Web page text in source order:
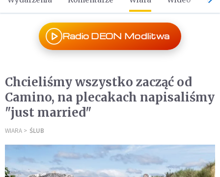
Radio DEON Modlitwa
Chcieliśmy wszystko zacząć od
Camino, na plecakach napisaliśmy
"just married"
WIARA ŚLUB